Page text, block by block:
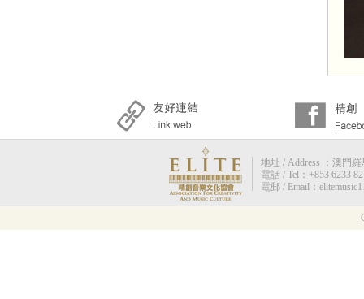
地址 / Address ：澳門
電話 / Tel：+853 6233
電郵 / Email：